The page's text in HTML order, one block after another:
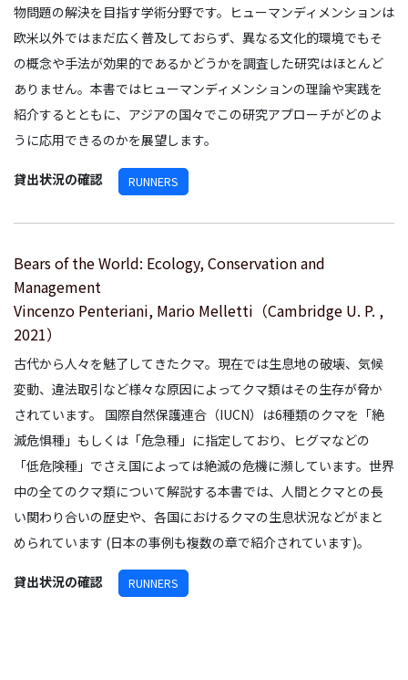
物問題の解決を目指す学術分野です。ヒューマンディメンションは
欧米以外ではまだ広く普及しておらず、異なる文化的環境でもそ
の概念や手法が効果的であるかどうかを調査した研究はほとんど
ありません。本書ではヒューマンディメンションの理論や実践を
紹介するとともに、アジアの国々でこの研究アプローチがどのよ
うに応用できるのかを展望します。
貸出状況の確認 RUNNERS
Bears of the World: Ecology, Conservation and
Management
Vincenzo Penteriani, Mario Melletti（Cambridge U. P. ,
2021）
古代から人々を魅了してきたクマ。現在では生息地の破壊、気候
変動、違法取引など様々な原因によってクマ類はその生存が脅か
されています。 国際自然保護連合（IUCN）は6種類のクマを「絶
滅危惧種」もしくは「危急種」に指定しており、ヒグマなどの
「低危険種」でさえ国によっては絶滅の危機に瀕しています。世界
中の全てのクマ類について解説する本書では、人間とクマとの長
い関わり合いの歴史や、各国におけるクマの生息状況などがまと
められています (日本の事例も複数の章で紹介されています)。
貸出状況の確認 RUNNERS